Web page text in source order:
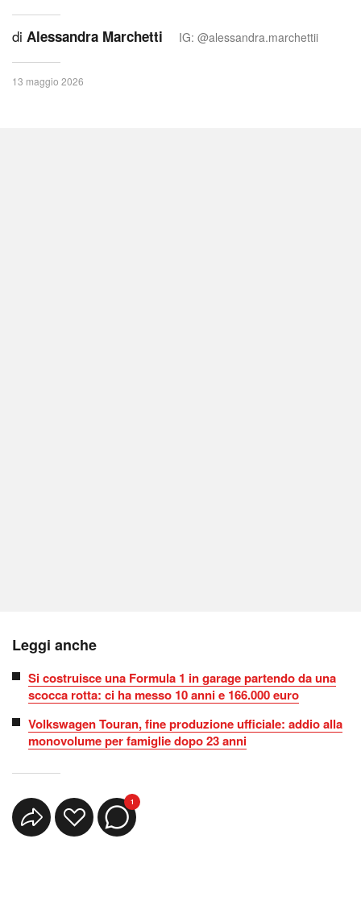
di Alessandra Marchetti IG: @alessandra.marchettii
13 maggio 2026
Leggi anche
Si costruisce una Formula 1 in garage partendo da una
scocca rotta: ci ha messo 10 anni e 166.000 euro
Volkswagen Touran, fine produzione ufficiale: addio alla
monovolume per famiglie dopo 23 anni
1